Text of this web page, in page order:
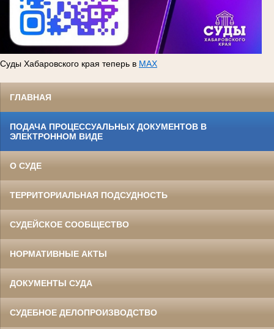
Суды Хабаровского края теперь в MAX
ГЛАВНАЯ
ПОДАЧА ПРОЦЕССУАЛЬНЫХ ДОКУМЕНТОВ В
ЭЛЕКТРОННОМ ВИДЕ
О СУДЕ
ТЕРРИТОРИАЛЬНАЯ ПОДСУДНОСТЬ
СУДЕЙСКОЕ СООБЩЕСТВО
НОРМАТИВНЫЕ АКТЫ
ДОКУМЕНТЫ СУДА
СУДЕБНОЕ ДЕЛОПРОИЗВОДСТВО